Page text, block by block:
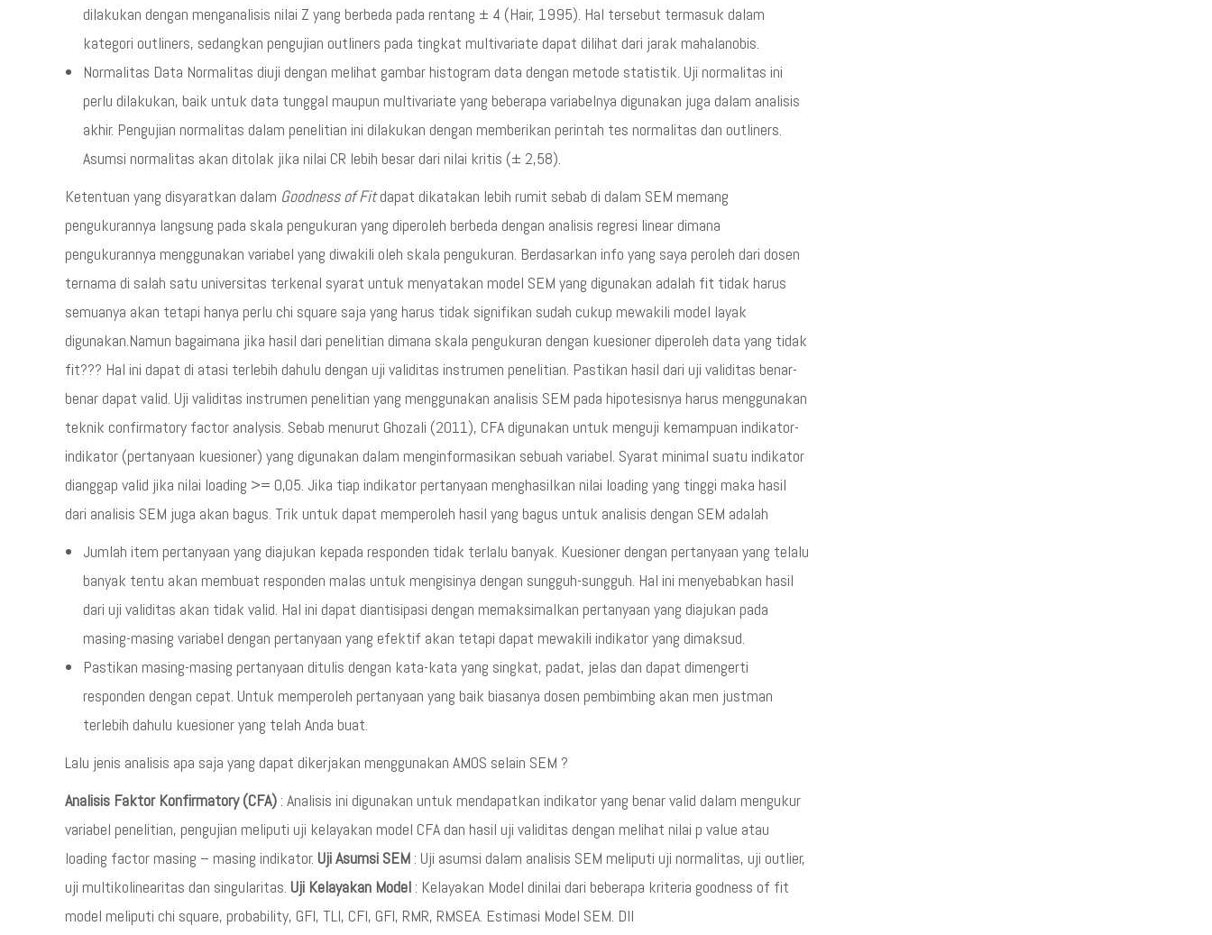
dilakukan dengan menganalisis nilai Z yang berbeda pada rentang ± 4 (Hair, 1995). Hal tersebut termasuk dalam
kategori outliners, sedangkan pengujian outliners pada tingkat multivariate dapat dilihat dari jarak mahalanobis.
Normalitas Data Normalitas diuji dengan melihat gambar histogram data dengan metode statistik. Uji normalitas ini
perlu dilakukan, baik untuk data tunggal maupun multivariate yang beberapa variabelnya digunakan juga dalam analisis
akhir. Pengujian normalitas dalam penelitian ini dilakukan dengan memberikan perintah tes normalitas dan outliners.
Asumsi normalitas akan ditolak jika nilai CR lebih besar dari nilai kritis (± 2,58).
Ketentuan yang disyaratkan dalam Goodness of Fitdapat dikatakan lebih rumit sebab di dalam SEM memang
pengukurannya langsung pada skala pengukuran yang diperoleh berbeda dengan analisis regresi linear dimana
pengukurannya menggunakan variabel yang diwakili oleh skala pengukuran. Berdasarkan info yang saya peroleh dari dosen
ternama di salah satu universitas terkenal syarat untuk menyatakan model SEM yang digunakan adalah fit tidak harus
semuanya akan tetapi hanya perlu chi square saja yang harus tidak signifikan sudah cukup mewakili model layak
digunakan.Namun bagaimana jika hasil dari penelitian dimana skala pengukuran dengan kuesioner diperoleh data yang tidak
fit??? Hal ini dapat di atasi terlebih dahulu dengan uji validitas instrumen penelitian. Pastikan hasil dari uji validitas benar-
benar dapat valid. Uji validitas instrumen penelitian yang menggunakan analisis SEM pada hipotesisnya harus menggunakan
teknik confirmatory factor analysis. Sebab menurut Ghozali (2011), CFA digunakan untuk menguji kemampuan indikator-
indikator (pertanyaan kuesioner) yang digunakan dalam menginformasikan sebuah variabel. Syarat minimal suatu indikator
dianggap valid jika nilai loading >= 0,05. Jika tiap indikator pertanyaan menghasilkan nilai loading yang tinggi maka hasil
dari analisis SEM juga akan bagus. Trik untuk dapat memperoleh hasil yang bagus untuk analisis dengan SEM adalah
Jumlah item pertanyaan yang diajukan kepada responden tidak terlalu banyak. Kuesioner dengan pertanyaan yang telalu
banyak tentu akan membuat responden malas untuk mengisinya dengan sungguh-sungguh. Hal ini menyebabkan hasil
dari uji validitas akan tidak valid. Hal ini dapat diantisipasi dengan memaksimalkan pertanyaan yang diajukan pada
masing-masing variabel dengan pertanyaan yang efektif akan tetapi dapat mewakili indikator yang dimaksud.
Pastikan masing-masing pertanyaan ditulis dengan kata-kata yang singkat, padat, jelas dan dapat dimengerti
responden dengan cepat. Untuk memperoleh pertanyaan yang baik biasanya dosen pembimbing akan men justman
terlebih dahulu kuesioner yang telah Anda buat.
Lalu jenis analisis apa saja yang dapat dikerjakan menggunakan AMOS selain SEM ?
Analisis Faktor Konfirmatory (CFA) : Analisis ini digunakan untuk mendapatkan indikator yang benar valid dalam mengukur
variabel penelitian, pengujian meliputi uji kelayakan model CFA dan hasil uji validitas dengan melihat nilai p value atau
loading factor masing – masing indikator. Uji Asumsi SEM : Uji asumsi dalam analisis SEM meliputi uji normalitas, uji outlier,
uji multikolinearitas dan singularitas. Uji Kelayakan Model : Kelayakan Model dinilai dari beberapa kriteria goodness of fit
model meliputi chi square, probability, GFI, TLI, CFI, GFI, RMR, RMSEA. Estimasi Model SEM. Dll